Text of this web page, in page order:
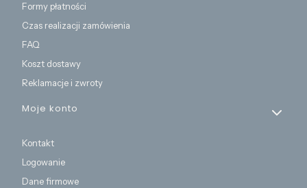
Formy płatności
Czas realizacji zamówienia
FAQ
Koszt dostawy
Reklamacje i zwroty
Moje konto
Kontakt
Logowanie
Dane firmowe